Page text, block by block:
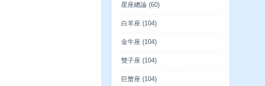
星座總論 (60)
白羊座 (104)
金牛座 (104)
雙子座 (104)
巨蟹座 (104)